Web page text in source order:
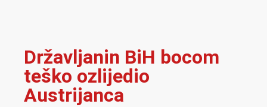
Državljanin BiH bocom
teško ozlijedio
Austrijanca